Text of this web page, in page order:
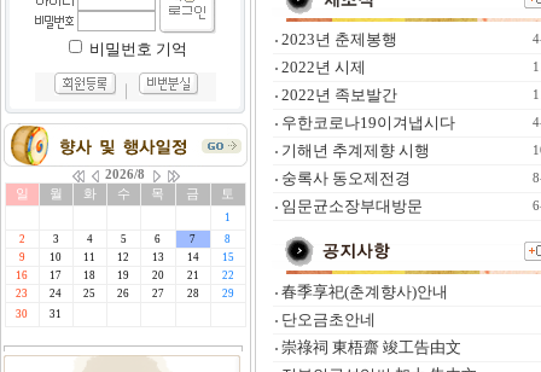
비밀번호 기억
2023년 춘제봉행
2022년 시제
2022년 족보발간
우한코로나19이겨냅시다
기해년 추계제향 시행
숭록사 동오제전경
임문균소장부대방문
春季享祀(춘계향사)안내
단오금초안네
崇祿祠 東梧齋 竣工告由文